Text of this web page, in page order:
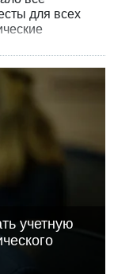
для всех
учетную